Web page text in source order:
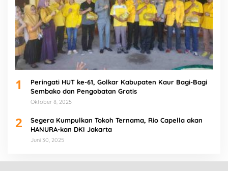
1
Peringati HUT ke-61, Golkar Kabupaten Kaur Bagi-Bagi
Sembako dan Pengobatan Gratis
Oktober 8, 2025
2
Segera Kumpulkan Tokoh Ternama, Rio Capella akan
HANURA-kan DKI Jakarta
Juni 30, 2025